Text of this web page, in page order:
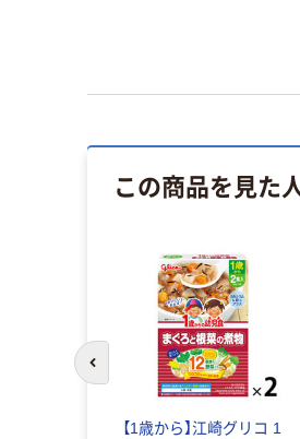
この商品を見た
【1歳から】江崎グリコ 1
前のスライドへ